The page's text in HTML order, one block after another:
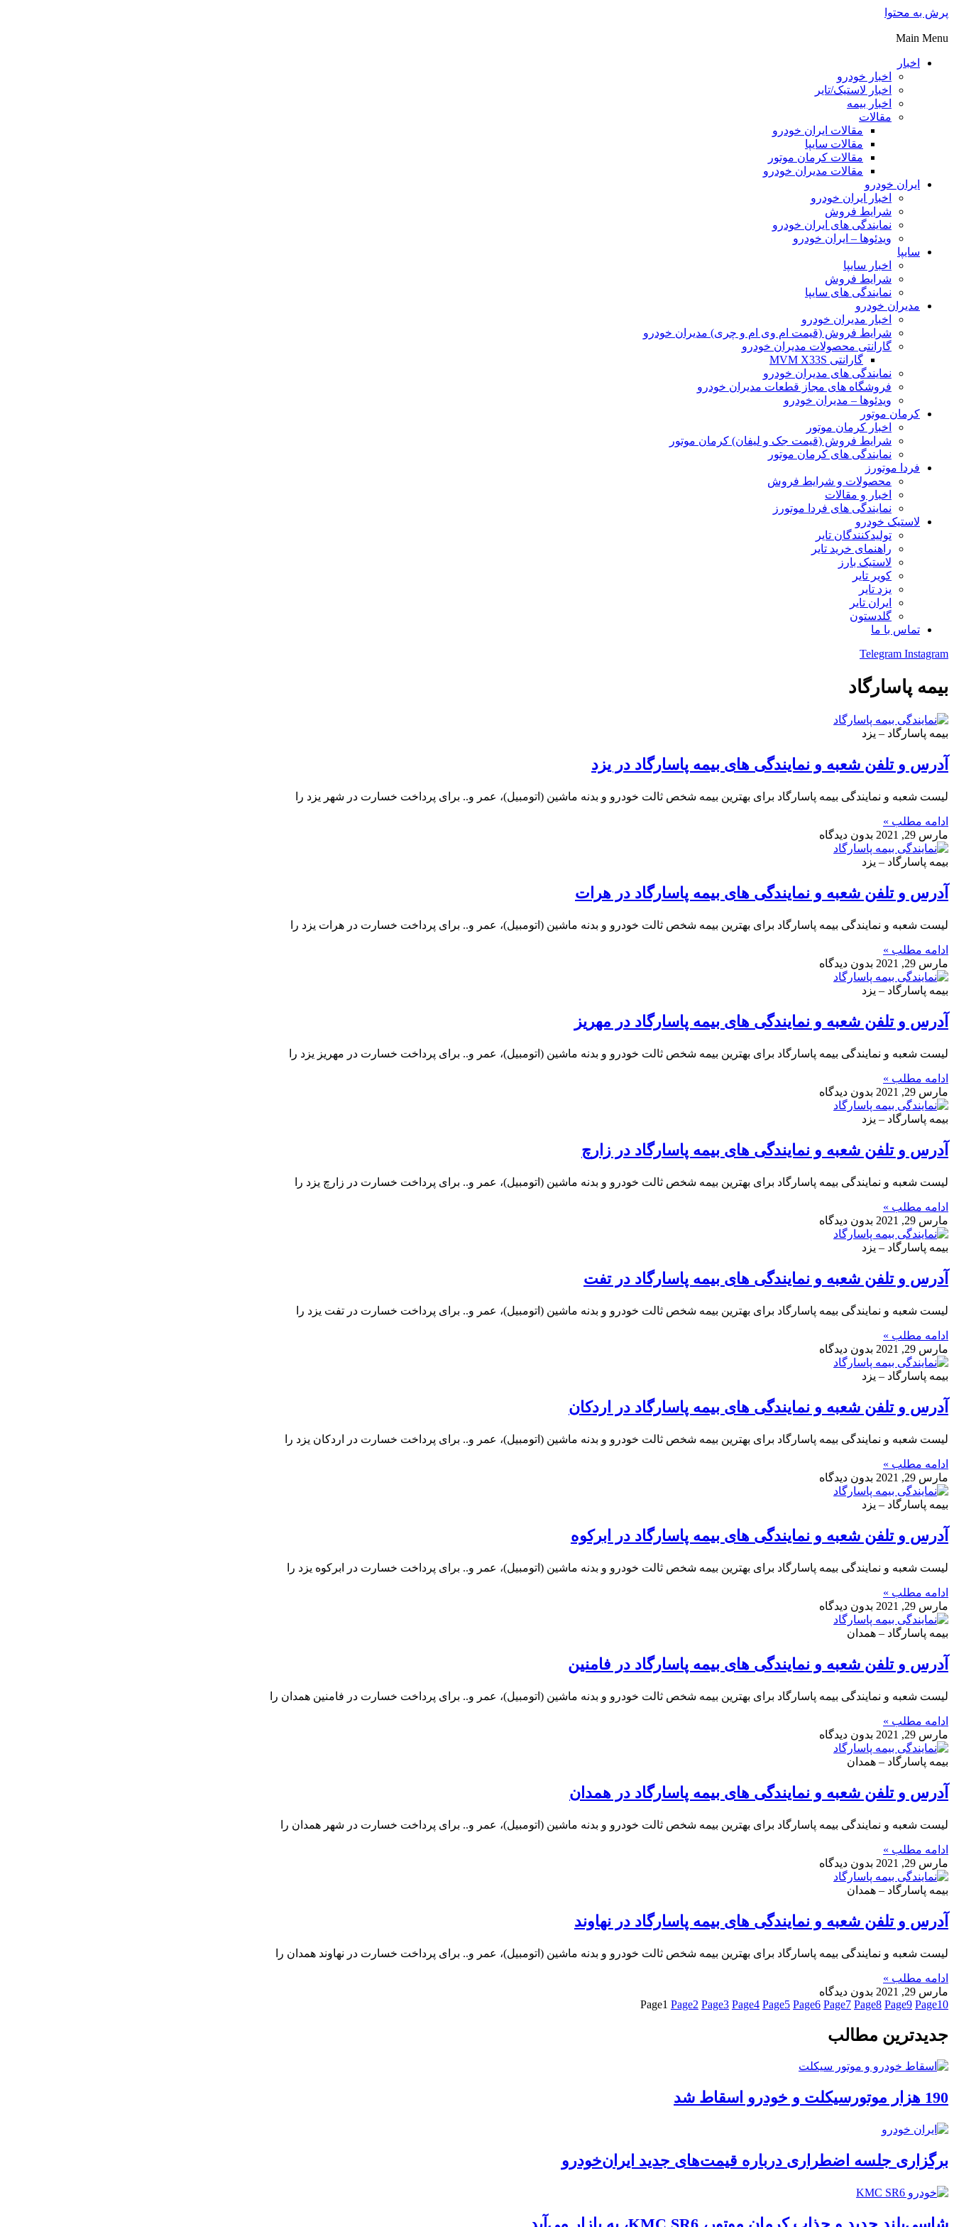
پرش به محتوا
Main Menu
اخبار
اخبار خودرو
اخبار لاستیک/تایر
اخبار بیمه
مقالات
مقالات ایران خودرو
مقالات سایپا
مقالات کرمان موتور
مقالات مدیران خودرو
ایران خودرو
اخبار ایران خودرو
شرایط فروش
نمایندگی های ایران خودرو
ویدئوها – ایران خودرو
سایپا
اخبار سایپا
شرایط فروش
نمایندگی های سایپا
مدیران خودرو
اخبار مدیران خودرو
شرایط فروش (قیمت ام وی ام و چری) مدیران خودرو
گارانتی محصولات مدیران خودرو
گارانتی MVM X33S
نمایندگی های مدیران خودرو
فروشگاه های مجاز قطعات مدیران خودرو
ویدئوها – مدیران خودرو
کرمان موتور
اخبار کرمان موتور
شرایط فروش (قیمت جک و لیفان) کرمان موتور
نمایندگی های کرمان موتور
فردا موتورز
محصولات و شرایط فروش
اخبار و مقالات
نمایندگی های فردا موتورز
لاستیک خودرو
تولیدکنندگان تایر
راهنمای خرید تایر
لاستیک بارز
کویر تایر
یزد تایر
ایران تایر
گلدستون
تماس با ما
Telegram Instagram
بیمه پاسارگاد
بیمه پاسارگاد – یزد
آدرس و تلفن شعبه و نمایندگی های بیمه پاسارگاد در یزد
لیست شعبه و نمایندگی بیمه پاسارگاد برای بهترین بیمه شخص ثالت خودرو و بدنه ماشین (اتومبیل)، عمر و.. برای پرداخت خسارت در شهر یزد را
ادامه مطلب »
مارس 29, 2021
بدون دیدگاه
بیمه پاسارگاد – یزد
آدرس و تلفن شعبه و نمایندگی های بیمه پاسارگاد در هرات
لیست شعبه و نمایندگی بیمه پاسارگاد برای بهترین بیمه شخص ثالت خودرو و بدنه ماشین (اتومبیل)، عمر و.. برای پرداخت خسارت در هرات یزد را
ادامه مطلب »
مارس 29, 2021
بدون دیدگاه
بیمه پاسارگاد – یزد
آدرس و تلفن شعبه و نمایندگی های بیمه پاسارگاد در مهریز
لیست شعبه و نمایندگی بیمه پاسارگاد برای بهترین بیمه شخص ثالت خودرو و بدنه ماشین (اتومبیل)، عمر و.. برای پرداخت خسارت در مهریز یزد را
ادامه مطلب »
مارس 29, 2021
بدون دیدگاه
بیمه پاسارگاد – یزد
آدرس و تلفن شعبه و نمایندگی های بیمه پاسارگاد در زارچ
لیست شعبه و نمایندگی بیمه پاسارگاد برای بهترین بیمه شخص ثالت خودرو و بدنه ماشین (اتومبیل)، عمر و.. برای پرداخت خسارت در زارچ یزد را
ادامه مطلب »
مارس 29, 2021
بدون دیدگاه
بیمه پاسارگاد – یزد
آدرس و تلفن شعبه و نمایندگی های بیمه پاسارگاد در تفت
لیست شعبه و نمایندگی بیمه پاسارگاد برای بهترین بیمه شخص ثالت خودرو و بدنه ماشین (اتومبیل)، عمر و.. برای پرداخت خسارت در تفت یزد را
ادامه مطلب »
مارس 29, 2021
بدون دیدگاه
بیمه پاسارگاد – یزد
آدرس و تلفن شعبه و نمایندگی های بیمه پاسارگاد در اردکان
لیست شعبه و نمایندگی بیمه پاسارگاد برای بهترین بیمه شخص ثالت خودرو و بدنه ماشین (اتومبیل)، عمر و.. برای پرداخت خسارت در اردکان یزد را
ادامه مطلب »
مارس 29, 2021
بدون دیدگاه
بیمه پاسارگاد – یزد
آدرس و تلفن شعبه و نمایندگی های بیمه پاسارگاد در ابرکوه
لیست شعبه و نمایندگی بیمه پاسارگاد برای بهترین بیمه شخص ثالت خودرو و بدنه ماشین (اتومبیل)، عمر و.. برای پرداخت خسارت در ابرکوه یزد را
ادامه مطلب »
مارس 29, 2021
بدون دیدگاه
بیمه پاسارگاد – همدان
آدرس و تلفن شعبه و نمایندگی های بیمه پاسارگاد در فامنین
لیست شعبه و نمایندگی بیمه پاسارگاد برای بهترین بیمه شخص ثالت خودرو و بدنه ماشین (اتومبیل)، عمر و.. برای پرداخت خسارت در فامنین همدان را
ادامه مطلب »
مارس 29, 2021
بدون دیدگاه
بیمه پاسارگاد – همدان
آدرس و تلفن شعبه و نمایندگی های بیمه پاسارگاد در همدان
لیست شعبه و نمایندگی بیمه پاسارگاد برای بهترین بیمه شخص ثالت خودرو و بدنه ماشین (اتومبیل)، عمر و.. برای پرداخت خسارت در شهر همدان را
ادامه مطلب »
مارس 29, 2021
بدون دیدگاه
بیمه پاسارگاد – همدان
آدرس و تلفن شعبه و نمایندگی های بیمه پاسارگاد در نهاوند
لیست شعبه و نمایندگی بیمه پاسارگاد برای بهترین بیمه شخص ثالت خودرو و بدنه ماشین (اتومبیل)، عمر و.. برای پرداخت خسارت در نهاوند همدان را
ادامه مطلب »
مارس 29, 2021
بدون دیدگاه
Page1 Page2 Page3 Page4 Page5 Page6 Page7 Page8 Page9 Page10
جدیدترین مطالب
190 هزار موتورسیکلت و خودرو اسقاط شد
برگزاری جلسه اضطراری درباره قیمت‌های جدید ایران‌خودرو